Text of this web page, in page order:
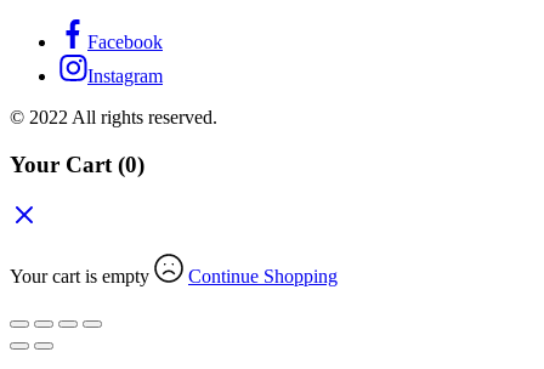
Facebook
Instagram
© 2022 All rights reserved.
Your Cart (0)
Your cart is empty Continue Shopping